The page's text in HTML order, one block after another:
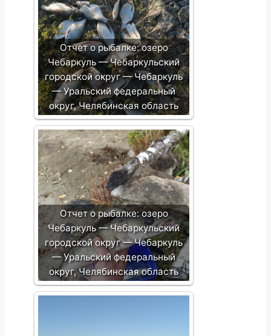
Отчет о рыбалке: озеро
Чебаркуль — Чебаркульский
городской округ — Чебаркуль
— Уральский федеральный
округ, Челябинская область
Отчет о рыбалке: озеро
Чебаркуль — Чебаркульский
городской округ — Чебаркуль
— Уральский федеральный
округ, Челябинская область